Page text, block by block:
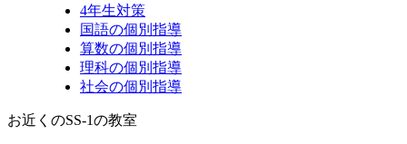
4年生対策
国語の個別指導
算数の個別指導
理科の個別指導
社会の個別指導
お近くのSS-1の教室